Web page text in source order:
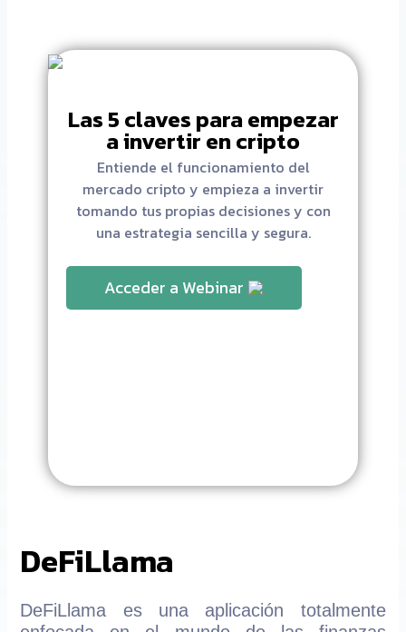
Las 5 claves para empezar
a invertir en cripto
Entiende el funcionamiento del
mercado cripto y empieza a invertir
tomando tus propias decisiones y con
una estrategia sencilla y segura.
Acceder a Webinar
DeFiLlama
DeFiLlama es una aplicación totalmente